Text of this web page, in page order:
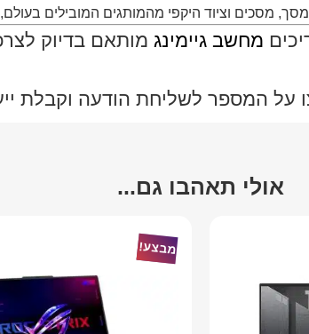
מסך, מסכים וציוד היקפי מהמותגים המובילים
מחשב גיימינג מותאם בדיוק
על המספר לשליחת הודעה וקבלת
אולי תאהבו גם...
מבצע!